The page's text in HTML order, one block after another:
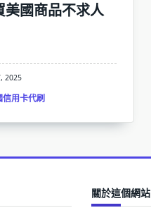
美國商品不求人
2025
信用卡代刷
關於這個網站